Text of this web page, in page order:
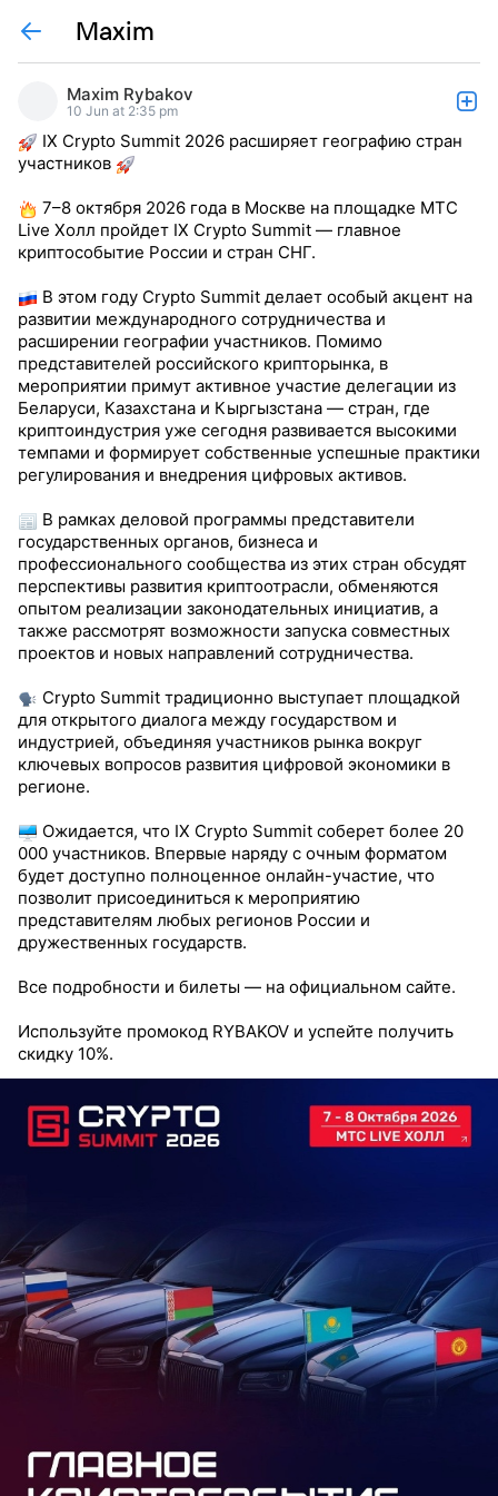
Maxim
Maxim Rybakov
10 Jun at 2:35 pm
IX Crypto Summit 2026 расширяет географию стран
участников
7–8 октября 2026 года в Москве на площадке МТС
Live Холл пройдет IX Crypto Summit — главное
криптособытие России и стран СНГ.
В этом году Crypto Summit делает особый акцент на
развитии международного сотрудничества и
расширении географии участников. Помимо
представителей российского крипторынка, в
мероприятии примут активное участие делегации из
Беларуси, Казахстана и Кыргызстана — стран, где
криптоиндустрия уже сегодня развивается высокими
темпами и формирует собственные успешные практики
регулирования и внедрения цифровых активов.
В рамках деловой программы представители
государственных органов, бизнеса и
профессионального сообщества из этих стран обсудят
перспективы развития криптоотрасли, обменяются
опытом реализации законодательных инициатив, а
также рассмотрят возможности запуска совместных
проектов и новых направлений сотрудничества.
Crypto Summit традиционно выступает площадкой
для открытого диалога между государством и
индустрией, объединяя участников рынка вокруг
ключевых вопросов развития цифровой экономики в
регионе.
Ожидается, что IX Crypto Summit соберет более 20
000 участников. Впервые наряду с очным форматом
будет доступно полноценное онлайн-участие, что
позволит присоединиться к мероприятию
представителям любых регионов России и
дружественных государств.
Все подробности и билеты — на официальном сайте.
Используйте промокод RYBAKOV и успейте получить
скидку 10%.